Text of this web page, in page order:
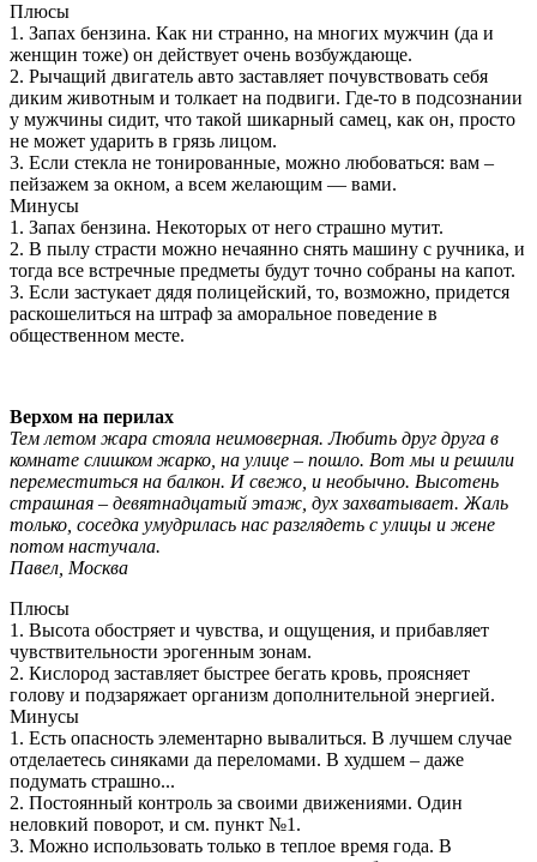
Плюсы
1. Запах бензина. Как ни странно, на многих мужчин (да и
женщин тоже) он действует очень возбуждающе.
2. Рычащий двигатель авто заставляет почувствовать себя
диким животным и толкает на подвиги. Где-то в подсознании
у мужчины сидит, что такой шикарный самец, как он, просто
не может ударить в грязь лицом.
3. Если стекла не тонированные, можно любоваться: вам –
пейзажем за окном, а всем желающим — вами.
Минусы
1. Запах бензина. Некоторых от него страшно мутит.
2. В пылу страсти можно нечаянно снять машину с ручника, и
тогда все встречные предметы будут точно собраны на капот.
3. Если застукает дядя полицейский, то, возможно, придется
раскошелиться на штраф за аморальное поведение в
общественном месте.
Верхом на перилах
Тем летом жара стояла неимоверная. Любить друг друга в
комнате слишком жарко, на улице – пошло. Вот мы и решили
переместиться на балкон. И свежо, и необычно. Высотень
страшная – девятнадцатый этаж, дух захватывает. Жаль
только, соседка умудрилась нас разглядеть с улицы и жене
потом настучала.
Павел, Москва
Плюсы
1. Высота обостряет и чувства, и ощущения, и прибавляет
чувствительности эрогенным зонам.
2. Кислород заставляет быстрее бегать кровь, проясняет
голову и подзаряжает организм дополнительной энергией.
Минусы
1. Есть опасность элементарно вывалиться. В лучшем случае
отделаетесь синяками да переломами. В худшем – даже
подумать страшно...
2. Постоянный контроль за своими движениями. Один
неловкий поворот, и см. пункт №1.
3. Можно использовать только в теплое время года. В